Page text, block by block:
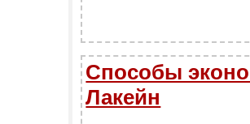
Способы
Лакейн